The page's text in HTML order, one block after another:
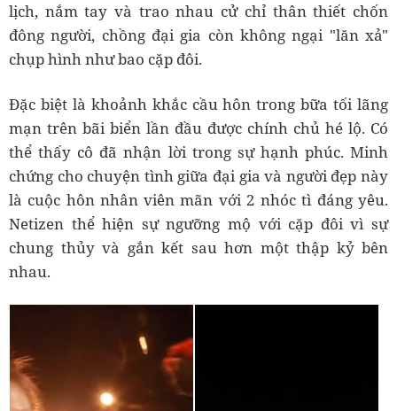
lịch, nắm tay và trao nhau cử chỉ thân thiết chốn
đông người, chồng đại gia còn không ngại "lăn xả"
chụp hình như bao cặp đôi.
Đặc biệt là khoảnh khắc cầu hôn trong bữa tối lãng
mạn trên bãi biển lần đầu được chính chủ hé lộ. Có
thể thấy cô đã nhận lời trong sự hạnh phúc. Minh
chứng cho chuyện tình giữa đại gia và người đẹp này
là cuộc hôn nhân viên mãn với 2 nhóc tì đáng yêu.
Netizen thể hiện sự ngưỡng mộ với cặp đôi vì sự
chung thủy và gắn kết sau hơn một thập kỷ bên
nhau.